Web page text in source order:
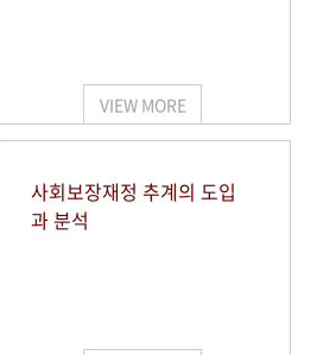
VIEW MORE
사회보장재정 추계의 도입
과 분석